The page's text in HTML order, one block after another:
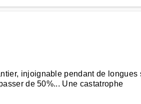
injoignable pendant de
de 50%... Une castatrophe